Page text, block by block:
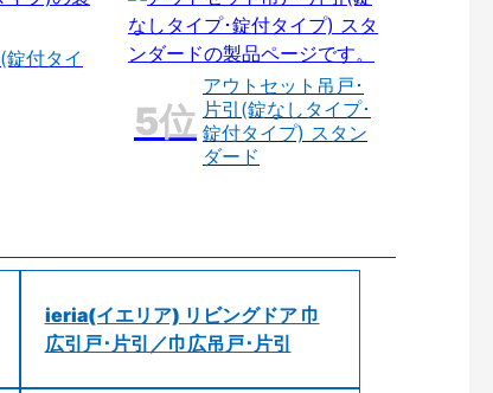
付タイ
アウトセット吊戸･
片引(錠なしタイプ･
錠付タイプ) スタン
ダード
ieria(イエリア) リビングドア 巾
広引戸･片引／巾広吊戸･片引